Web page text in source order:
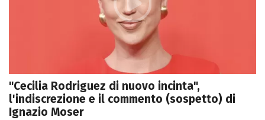
"Cecilia Rodriguez di nuovo incinta",
l'indiscrezione e il commento (sospetto) di
Ignazio Moser